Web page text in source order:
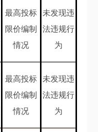
最高投标
限价编制
情况
未发现违
法违规行
为
最高投标
限价编制
情况
未发现违
法违规行
为